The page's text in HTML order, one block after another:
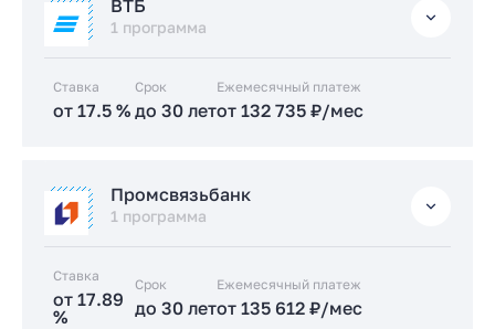
от 17.4 % до 30 лет
Заказать консультацию
ВТБ
1 программа
Ставка
от 17.5 %
Срок
до 30 лет
Ежемесячный платеж
от 132 735 ₽/мес
от 17.5 % до 30 лет
Заказать консультацию
Промсвязьбанк
1 программа
Ставка
от 17.89
%
Срок
до 30 лет
Ежемесячный платеж
от 135 612 ₽/мес